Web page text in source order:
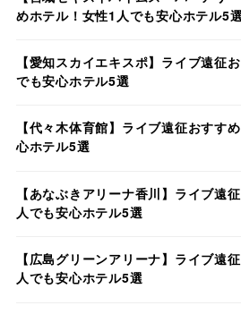
めホテル！女性1人でも安心ホテル5
【愛知スカイエキスポ】ライブ遠征
でも安心ホテル5選
【代々木体育館】ライブ遠征おすす
心ホテル5選
【あなぶきアリーナ香川】ライブ遠
人でも安心ホテル5選
【広島グリーンアリーナ】ライブ遠
人でも安心ホテル5選